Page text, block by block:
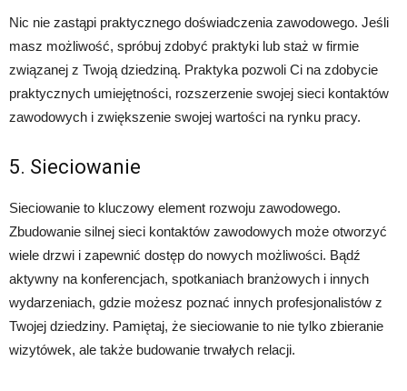
Nic nie zastąpi praktycznego doświadczenia zawodowego. Jeśli
masz możliwość, spróbuj zdobyć praktyki lub staż w firmie
związanej z Twoją dziedziną. Praktyka pozwoli Ci na zdobycie
praktycznych umiejętności, rozszerzenie swojej sieci kontaktów
zawodowych i zwiększenie swojej wartości na rynku pracy.
5. Sieciowanie
Sieciowanie to kluczowy element rozwoju zawodowego.
Zbudowanie silnej sieci kontaktów zawodowych może otworzyć
wiele drzwi i zapewnić dostęp do nowych możliwości. Bądź
aktywny na konferencjach, spotkaniach branżowych i innych
wydarzeniach, gdzie możesz poznać innych profesjonalistów z
Twojej dziedziny. Pamiętaj, że sieciowanie to nie tylko zbieranie
wizytówek, ale także budowanie trwałych relacji.